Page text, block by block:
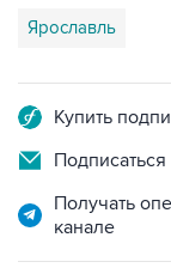
Ярославль
Купить
Получать
канале